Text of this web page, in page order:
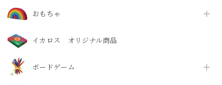
おもちゃ
イカロス オリジナル商品
ボードゲーム